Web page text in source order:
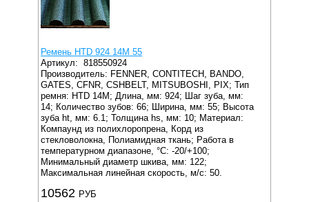
Ремень HTD 924 14M 55
Артикул:818550924
Производитель: FENNER, CONTITECH, BANDO,
GATES, CFNR, CSHBELT, MITSUBOSHI, PIX; Тип
ремня: HTD 14M; Длина, мм: 924; Шаг зуба, мм:
14; Количество зубов: 66; Ширина, мм: 55; Высота
зуба ht, мм: 6.1; Толщина hs, мм: 10; Материал:
Компаунд из полихлоропрена, Корд из
стекловолокна, Полиамидная ткань; Работа в
температурном диапазоне, °C: -20/+100;
Минимальный диаметр шкива, мм: 122;
Максимальная линейная скорость, м/с: 50.
10562 РУБ